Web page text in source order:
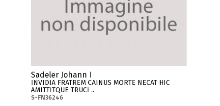
Sadeler Johann I
INVIDIA FRATREM CAINUS MORTE NECAT HIC
AMITTITQUE TRUCI ..
S-FN36246